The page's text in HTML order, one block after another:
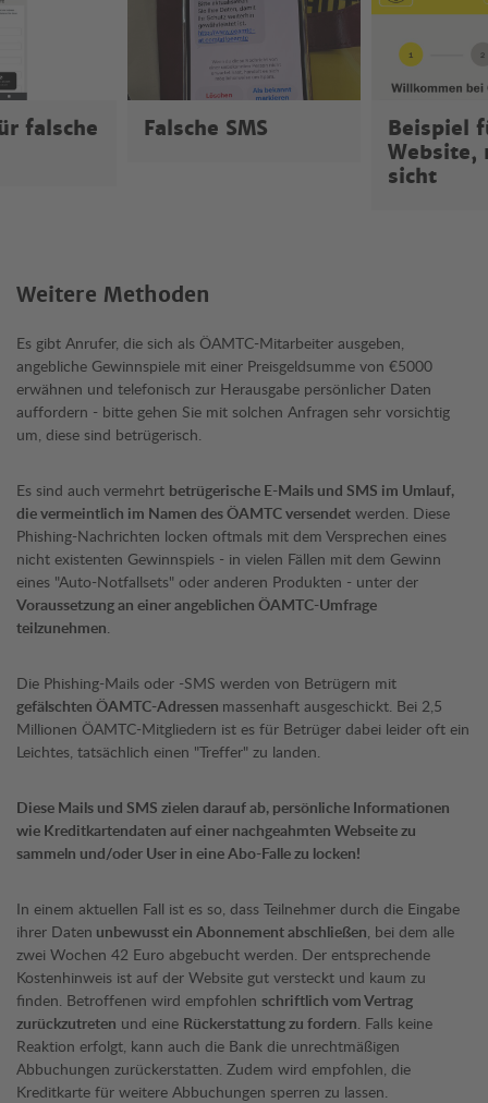
falsche Falsche SMS
Beispiel
Website,
sicht
Weitere Methoden
Es gibt Anrufer, die sich als ÖAMTC-Mitarbeiter ausgeben,
angebliche Gewinnspiele mit einer Preisgeldsumme von €5000
erwähnen und telefonisch zur Herausgabe persönlicher Daten
auffordern - bitte gehen Sie mit solchen Anfragen sehr vorsichtig
um, diese sind betrügerisch.
Es sind auch vermehrt betrügerische E-Mails und SMS im Umlauf,
die vermeintlich im Namen des ÖAMTC versendet werden. Diese
Phishing-Nachrichten locken oftmals mit dem Versprechen eines
nicht existenten Gewinnspiels - in vielen Fällen mit dem Gewinn
eines "Auto-Notfallsets" oder anderen Produkten - unter der
Voraussetzung an einer angeblichen ÖAMTC-Umfrage
teilzunehmen.
Die Phishing-Mails oder -SMS werden von Betrügern mit
gefälschten ÖAMTC-Adressen massenhaft ausgeschickt. Bei 2,5
Millionen ÖAMTC-Mitgliedern ist es für Betrüger dabei leider oft ein
Leichtes, tatsächlich einen "Treffer" zu landen.
Diese Mails und SMS zielen darauf ab, persönliche Informationen
wie Kreditkartendaten auf einer nachgeahmten Webseite zu
sammeln und/oder User in eine Abo-Falle zu locken!
In einem aktuellen Fall ist es so, dass Teilnehmer durch die Eingabe
ihrer Daten unbewusst ein Abonnement abschließen, bei dem alle
zwei Wochen 42 Euro abgebucht werden. Der entsprechende
Kostenhinweis ist auf der Website gut versteckt und kaum zu
finden. Betroffenen wird empfohlen schriftlich vom Vertrag
zurückzutreten und eine Rückerstattung zu fordern. Falls keine
Reaktion erfolgt, kann auch die Bank die unrechtmäßigen
Abbuchungen zurückerstatten. Zudem wird empfohlen, die
Kreditkarte für weitere Abbuchungen sperren zu lassen.